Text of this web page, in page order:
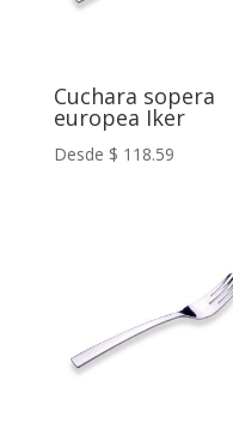
Cuchara sopera
europea Iker
Desde $ 118.59